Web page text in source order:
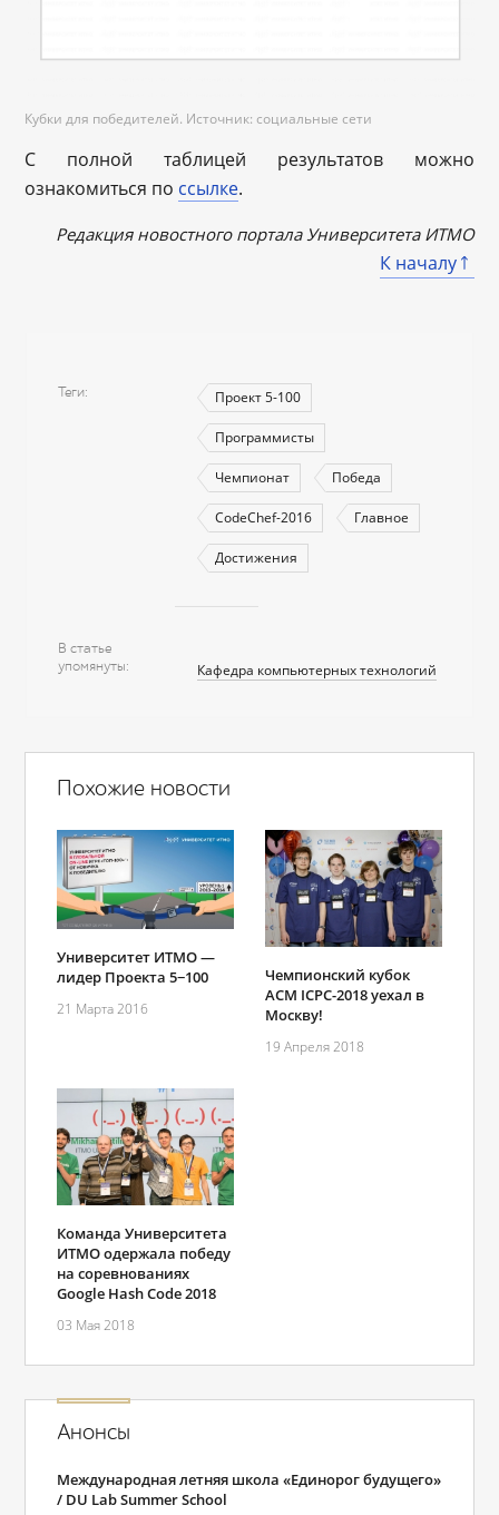
Кубки для победителей. Источник: социальные сети
С полной таблицей результатов можно
ознакомиться по ссылке.
Редакция новостного портала Университета ИТМО
К началу
Теги Проект 5-100
Программисты
Чемпионат Победа
CodeChef-2016 Главное
Достижения
В статье
упомянуты
Кафедра компьютерных технологий
Похожие новости
Университет ИТМО —
лидер Проекта 5−100
21 Марта 2016
Чемпионский кубок
ACM ICPC-2018 уехал в
Москву!
19 Апреля 2018
Команда Университета
ИТМО одержала победу
на соревнованиях
Google Hash Code 2018
03 Мая 2018
Анонсы
Международная летняя школа «Единорог будущего»
/ DU Lab Summer School